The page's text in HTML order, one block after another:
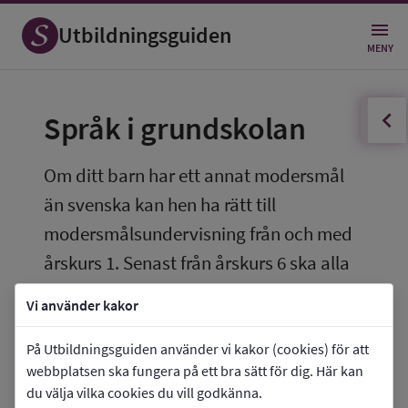
Vi använder kakor
På Utbildningsguiden använder vi kakor (cookies) för att
webbplatsen ska fungera på ett bra sätt för dig. Här kan
du välja vilka cookies du vill godkänna.
Utbildningsguiden MENY
Öppna
Språk i grundskolan
Om ditt barn har ett annat modersmål
än svenska kan hen ha rätt till
modersmålsundervisning från och med
årskurs 1. Senast från årskurs 6 ska alla
elever välja att läsa ett språk som
språkval.
Språkvalet i grundskolan